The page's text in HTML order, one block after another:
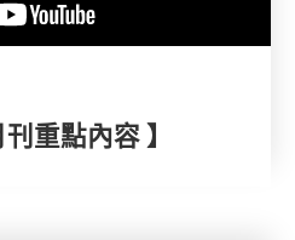
重點內容 】